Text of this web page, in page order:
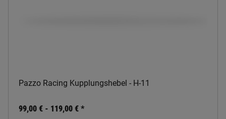
Pazzo Racing Kupplungshebel - H-11
99,00 € - 119,00 € *